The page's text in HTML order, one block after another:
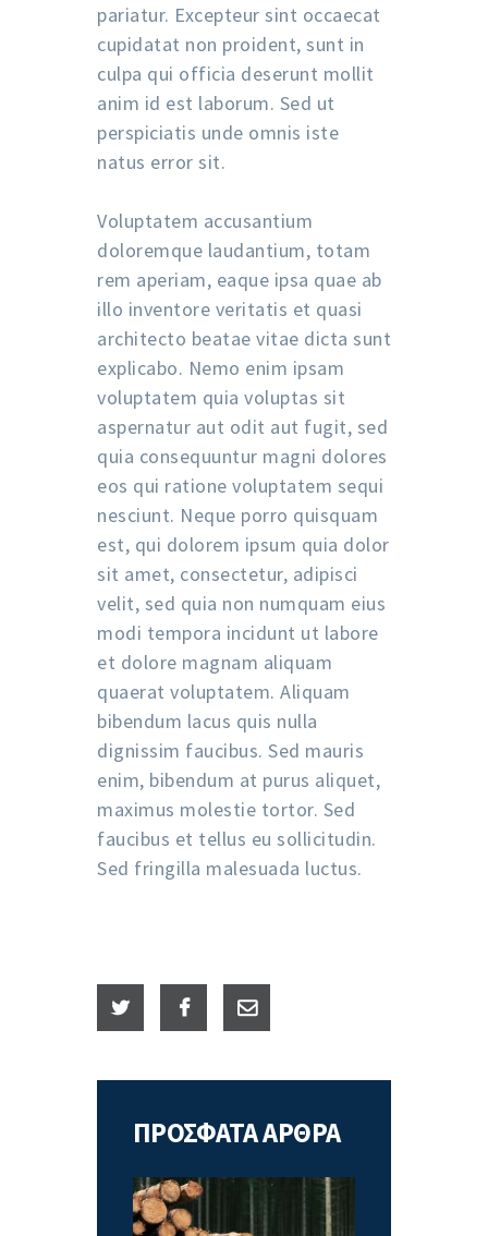
pariatur. Excepteur sint occaecat
cupidatat non proident, sunt in
culpa qui officia deserunt mollit
anim id est laborum. Sed ut
perspiciatis unde omnis iste
natus error sit.
Voluptatem accusantium
doloremque laudantium, totam
rem aperiam, eaque ipsa quae ab
illo inventore veritatis et quasi
architecto beatae vitae dicta sunt
explicabo. Nemo enim ipsam
voluptatem quia voluptas sit
aspernatur aut odit aut fugit, sed
quia consequuntur magni dolores
eos qui ratione voluptatem sequi
nesciunt. Neque porro quisquam
est, qui dolorem ipsum quia dolor
sit amet, consectetur, adipisci
velit, sed quia non numquam eius
modi tempora incidunt ut labore
et dolore magnam aliquam
quaerat voluptatem. Aliquam
bibendum lacus quis nulla
dignissim faucibus. Sed mauris
enim, bibendum at purus aliquet,
maximus molestie tortor. Sed
faucibus et tellus eu sollicitudin.
Sed fringilla malesuada luctus.
ΠΡΟΣΦΑΤΑ ΑΡΘΡΑ